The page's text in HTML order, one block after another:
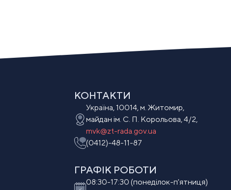
КОНТАКТИ
Україна, 10014, м. Житомир,
майдан ім. С. П. Корольова, 4/2,
mvk@zt-rada.gov.ua
(0412)-48-11-87
ГРАФІК РОБОТИ
08:30-17:30 (понеділок-п'ятниця)